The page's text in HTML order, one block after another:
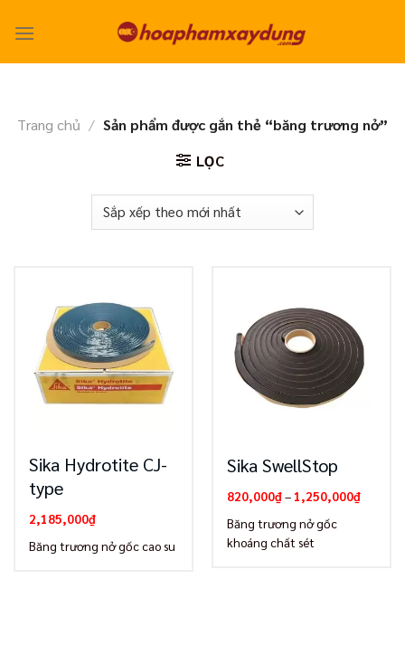
Trang chủ / Sản phẩm được gắn thẻ “băng trương nở”
LỌC
Sika Hydrotite CJ-
type
2,185,000₫
Băng trương nở gốc cao su
Sika SwellStop
820,000₫– 1,250,000₫Khoảng
giá:
Băng trương nở gốc
khoáng chất sét